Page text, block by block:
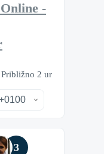
-
Približno 2 ur
3